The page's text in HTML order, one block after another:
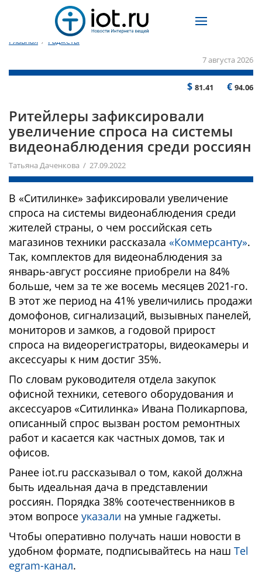
Главная / Гаджеты
7 августа 2026
$ 81.41 € 94.06
Ритейлеры зафиксировали
увеличение спроса на системы
видеонаблюдения среди россиян
Татьяна Даченкова / 27.09.2022
В «Ситилинке» зафиксировали увеличение
спроса на системы видеонаблюдения среди
жителей страны, о чем российская сеть
магазинов техники рассказала «Коммерсанту».
Так, комплектов для видеонаблюдения за
январь-август россияне приобрели на 84%
больше, чем за те же восемь месяцев 2021-го.
В этот же период на 41% увеличились продажи
домофонов, сигнализаций, вызывных панелей,
мониторов и замков, а годовой прирост
спроса на видеорегистраторы, видеокамеры и
аксессуары к ним достиг 35%.
По словам руководителя отдела закупок
офисной техники, сетевого оборудования и
аксессуаров «Ситилинка» Ивана Поликарпова,
описанный спрос вызван ростом ремонтных
работ и касается как частных домов, так и
офисов.
Ранее iot.ru рассказывал о том, какой должна
быть идеальная дача в представлении
россиян. Порядка 38% соотечественников в
этом вопросе указали на умные гаджеты.
Чтобы оперативно получать наши новости в
удобном формате, подписывайтесь на наш Tel
egram-канал.